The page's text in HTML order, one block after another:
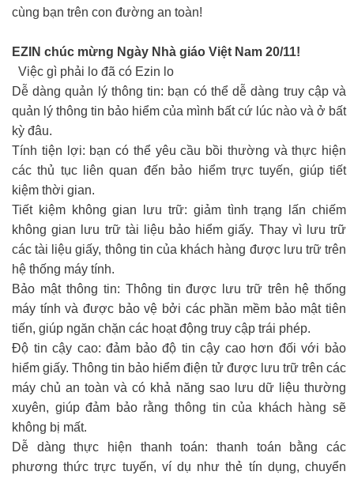
cùng bạn trên con đường an toàn!
EZIN chúc mừng Ngày Nhà giáo Việt Nam 20/11!
Việc gì phải lo đã có Ezin lo
Dễ dàng quản lý thông tin: bạn có thể dễ dàng truy cập và
quản lý thông tin bảo hiểm của mình bất cứ lúc nào và ở bất
kỳ đâu.
Tính tiện lợi: bạn có thể yêu cầu bồi thường và thực hiện
các thủ tục liên quan đến bảo hiểm trực tuyến, giúp tiết
kiệm thời gian.
Tiết kiệm không gian lưu trữ: giảm tình trạng lấn chiếm
không gian lưu trữ tài liệu bảo hiểm giấy. Thay vì lưu trữ
các tài liệu giấy, thông tin của khách hàng được lưu trữ trên
hệ thống máy tính.
Bảo mật thông tin: Thông tin được lưu trữ trên hệ thống
máy tính và được bảo vệ bởi các phần mềm bảo mật tiên
tiến, giúp ngăn chặn các hoạt động truy cập trái phép.
Độ tin cậy cao: đảm bảo độ tin cậy cao hơn đối với bảo
hiểm giấy. Thông tin bảo hiểm điện tử được lưu trữ trên các
máy chủ an toàn và có khả năng sao lưu dữ liệu thường
xuyên, giúp đảm bảo rằng thông tin của khách hàng sẽ
không bị mất.
Dễ dàng thực hiện thanh toán: thanh toán bằng các
phương thức trực tuyến, ví dụ như thẻ tín dụng, chuyển